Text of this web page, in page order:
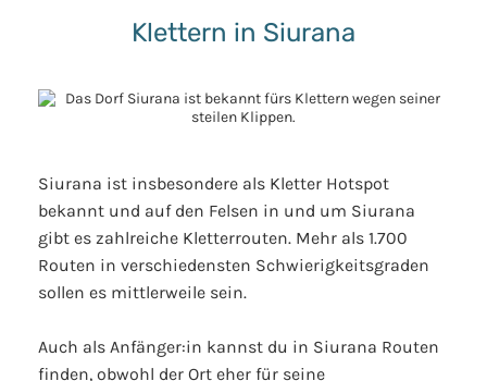
Klettern in Siurana
Siurana ist insbesondere als Kletter Hotspot
bekannt und auf den Felsen in und um Siurana
gibt es zahlreiche Kletterrouten. Mehr als 1.700
Routen in verschiedensten Schwierigkeitsgraden
sollen es mittlerweile sein.
Auch als Anfänger:in kannst du in Siurana Routen
finden, obwohl der Ort eher für seine